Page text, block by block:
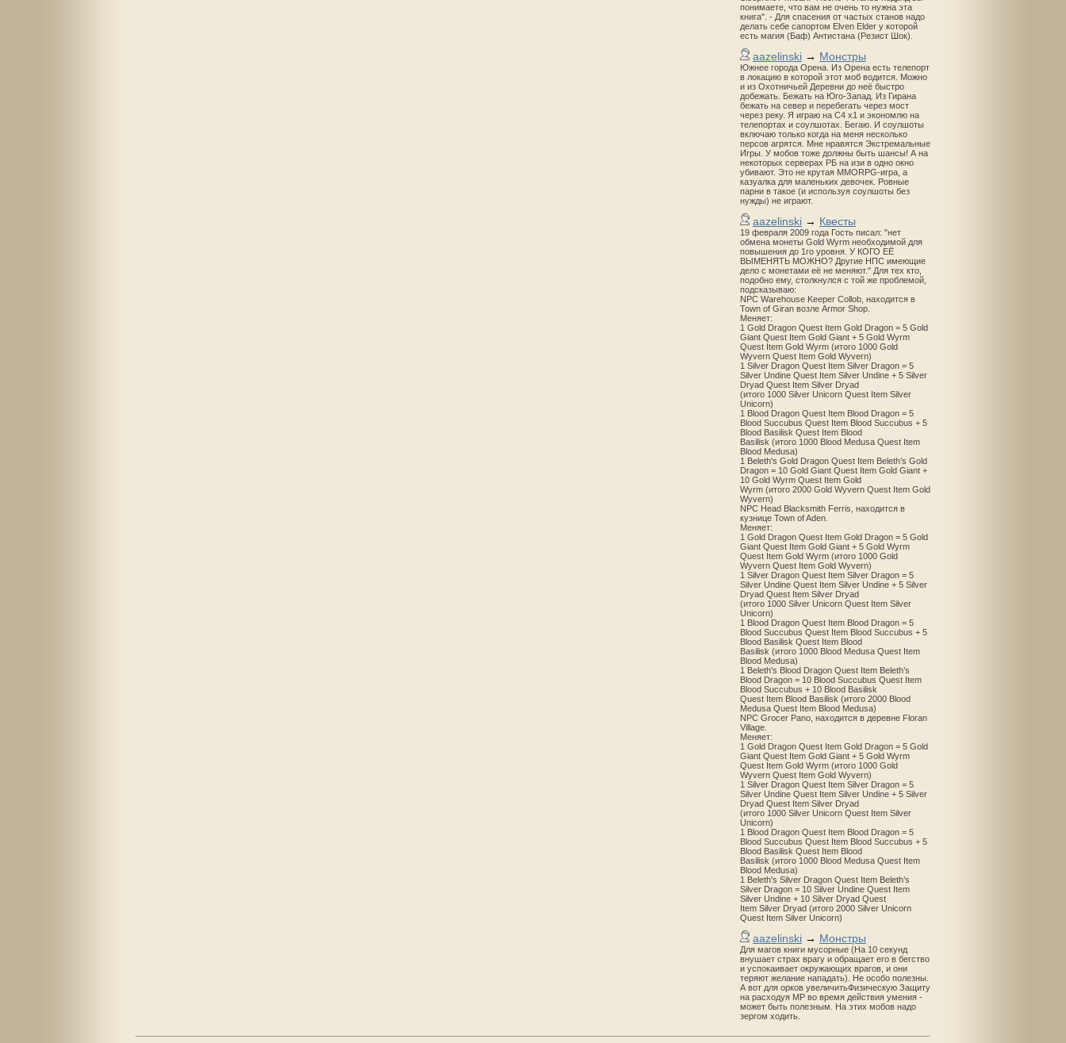
понимаете, что вам не очень то нужна эта
книга". - Для спасения от частых станов надо
делать себе сапортом Elven Elder у которой
есть магия (Баф) Антистана (Резист Шок).
aazelinski → Монстры
Южнее города Орена. Из Орена есть телепорт
в локацию в которой этот моб водится. Можно
и из Охотничьей Деревни до неё быстро
добежать. Бежать на Юго-Запад. Из Гирана
бежать на север и перебегать через мост
через реку. Я играю на С4 х1 и экономлю на
телепортах и соулшотах. Бегаю. И соулшоты
включаю только когда на меня несколько
персов агрятся. Мне нравятся Экстремальные
Игры. У мобов тоже должны быть шансы! А на
некоторых серверах РБ на изи в одно окно
убивают. Это не крутая MMORPG-игра, а
казуалка для маленьких девочек. Ровные
парни в такое (и используя соулшоты без
нужды) не играют.
aazelinski → Квесты
19 февраля 2009 года Гость писал: "нет
обмена монеты Gold Wyrm необходимой для
повышения до 1го уровня. У КОГО ЕЁ
ВЫМЕНЯТЬ МОЖНО? Другие НПС имеющие
дело с монетами её не меняют." Для тех кто,
подобно ему, столкнулся с той же проблемой,
подсказываю:
NPC Warehouse Keeper Collob, находится в
Town of Giran возле Armor Shop.
Меняет:
1 Gold Dragon Quest Item Gold Dragon = 5 Gold
Giant Quest Item Gold Giant + 5 Gold Wyrm
Quest Item Gold Wyrm (итого 1000 Gold
Wyvern Quest Item Gold Wyvern)
1 Silver Dragon Quest Item Silver Dragon = 5
Silver Undine Quest Item Silver Undine + 5 Silver
Dryad Quest Item Silver Dryad
(итого 1000 Silver Unicorn Quest Item Silver
Unicorn)
1 Blood Dragon Quest Item Blood Dragon = 5
Blood Succubus Quest Item Blood Succubus + 5
Blood Basilisk Quest Item Blood
Basilisk (итого 1000 Blood Medusa Quest Item
Blood Medusa)
1 Beleth's Gold Dragon Quest Item Beleth’s Gold
Dragon = 10 Gold Giant Quest Item Gold Giant +
10 Gold Wyrm Quest Item Gold
Wyrm (итого 2000 Gold Wyvern Quest Item Gold
Wyvern)
NPC Head Blacksmith Ferris, находится в
кузнице Town of Aden.
Меняет:
1 Gold Dragon Quest Item Gold Dragon = 5 Gold
Giant Quest Item Gold Giant + 5 Gold Wyrm
Quest Item Gold Wyrm (итого 1000 Gold
Wyvern Quest Item Gold Wyvern)
1 Silver Dragon Quest Item Silver Dragon = 5
Silver Undine Quest Item Silver Undine + 5 Silver
Dryad Quest Item Silver Dryad
(итого 1000 Silver Unicorn Quest Item Silver
Unicorn)
1 Blood Dragon Quest Item Blood Dragon = 5
Blood Succubus Quest Item Blood Succubus + 5
Blood Basilisk Quest Item Blood
Basilisk (итого 1000 Blood Medusa Quest Item
Blood Medusa)
1 Beleth's Blood Dragon Quest Item Beleth’s
Blood Dragon = 10 Blood Succubus Quest Item
Blood Succubus + 10 Blood Basilisk
Quest Item Blood Basilisk (итого 2000 Blood
Medusa Quest Item Blood Medusa)
NPC Grocer Pano, находится в деревне Floran
Village.
Меняет:
1 Gold Dragon Quest Item Gold Dragon = 5 Gold
Giant Quest Item Gold Giant + 5 Gold Wyrm
Quest Item Gold Wyrm (итого 1000 Gold
Wyvern Quest Item Gold Wyvern)
1 Silver Dragon Quest Item Silver Dragon = 5
Silver Undine Quest Item Silver Undine + 5 Silver
Dryad Quest Item Silver Dryad
(итого 1000 Silver Unicorn Quest Item Silver
Unicorn)
1 Blood Dragon Quest Item Blood Dragon = 5
Blood Succubus Quest Item Blood Succubus + 5
Blood Basilisk Quest Item Blood
Basilisk (итого 1000 Blood Medusa Quest Item
Blood Medusa)
1 Beleth's Silver Dragon Quest Item Beleth’s
Silver Dragon = 10 Silver Undine Quest Item
Silver Undine + 10 Silver Dryad Quest
Item Silver Dryad (итого 2000 Silver Unicorn
Quest Item Silver Unicorn)
aazelinski → Монстры
Для магов книги мусорные (На 10 секунд
внушает страх врагу и обращает его в бегство
и успокаивает окружающих врагов, и они
теряют желание нападать). Не особо полезны.
А вот для орков увеличитьФизическую Защиту
на расходуя MP во время действия умения -
может быть полезным. На этих мобов надо
зергом ходить.